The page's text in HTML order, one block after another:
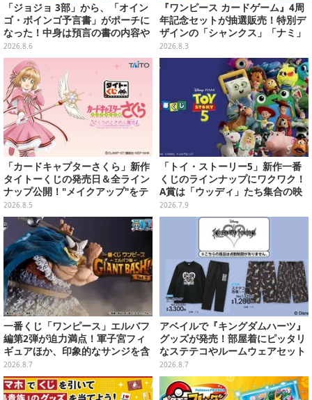
「ジョジョ 3部」から、「オイン
ゴ・ボインゴ予言書」がポーチに
なった！中身は預言の書の内容や
アニメ総柄デザインをプリント
2026.8.6
『ワンピース カードゲーム』4周
年記念セットが抽選販売！特別デ
ザインの「シャンクス」「ナミ」
など9枚のプロモカードを収録
2026.8.3
「カードキャプターさくら」新作
タイトーくじの発売日＆全ライン
ナップ公開！"メイクアップ"をテ
ーマに、日常でも使いたくなるア
イテムがズラリ
2026.8.5
「トイ・ストーリー5」新作一番
くじのラインナップにワクワク！
A賞は「ウッディ」たち集合の映
画記念フィギュア
2026.7.9
一番くじ「ワンピース」エルバフ
編第2弾が迫力満点！軍子宮フィ
ギュアほか、印象的なサンジを含
む“手配書”ポスターなどにも注目
2026.8.7
アベイルで『キングダムハーツ』
グッズが発売！部屋着にピッタリ
なステテコやルームウェアセット
2026.8.7